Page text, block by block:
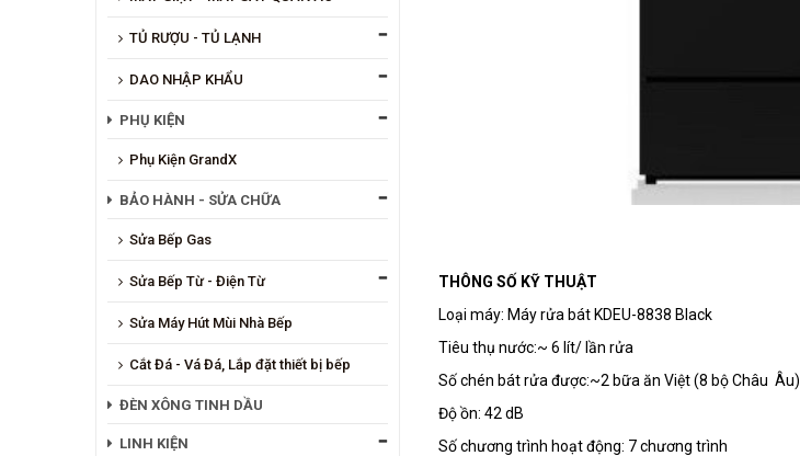
TỦ RƯỢU - TỦ LẠNH
DAO NHẬP KHẨU
PHỤ KIỆN
Phụ Kiện GrandX
BẢO HÀNH - SỬA CHỮA
Sửa Bếp Gas
Sửa Bếp Từ - Điện Từ
Sửa Máy Hút Mùi Nhà Bếp
Cắt Đá - Vá Đá, Lắp đặt thiết bị bếp
ĐÈN XÔNG TINH DẦU
LINH KIỆN
THÔNG SỐ KỸ THUẬT
Loại máy: Máy rửa bát KDEU-8838 Black
Tiêu thụ nước:~ 6 lít/ lần rửa
Số chén bát rửa được:~2 bữa ăn Việt (8 bộ Châu Âu)
Độ ồn: 42 dB
Số chương trình hoạt động: 7 chương trình